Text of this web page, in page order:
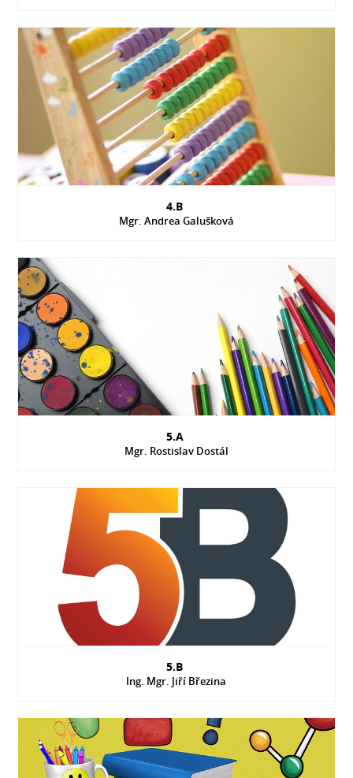
4.B
Mgr. Andrea Galušková
5.A
Mgr. Rostislav Dostál
5.B
Ing. Mgr. Jiří Březina